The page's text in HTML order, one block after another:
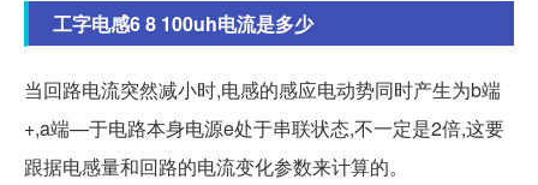
工字电感6 8 100uh电流是多少
当回路电流突然减小时,电感的感应电动势同时产生为b端
+,a端—于电路本身电源e处于串联状态,不一定是2倍,这要
跟据电感量和回路的电流变化参数来计算的。